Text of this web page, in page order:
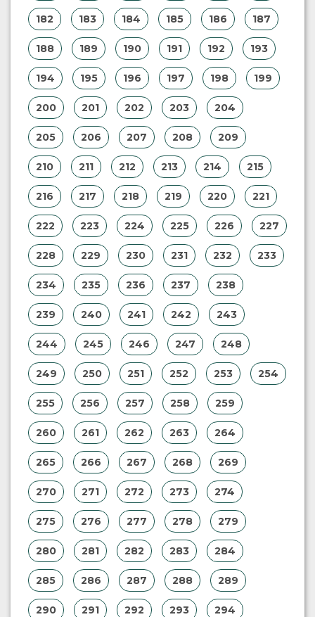
182 183 184 185 186 187
188 189 190 191 192 193
194 195 196 197 198 199
200 201 202 203 204
205 206 207 208 209
210 211 212 213 214 215
216 217 218 219 220 221
222 223 224 225 226 227
228 229 230 231 232 233
234 235 236 237 238
239 240 241 242 243
244 245 246 247 248
249 250 251 252 253 254
255 256 257 258 259
260 261 262 263 264
265 266 267 268 269
270 271 272 273 274
275 276 277 278 279
280 281 282 283 284
285 286 287 288 289
290 291 292 293 294